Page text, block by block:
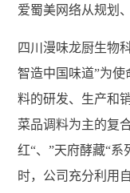
爱蜀美网络从规划
四川漫味龙厨生物
智造中国味道”为
料的研发、生产和
菜品调料为主的复
红“、”天府酵藏“
时，公司充分利用